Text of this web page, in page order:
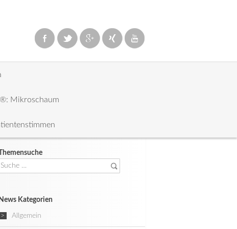
Mikroschaum
Themensuche
Suche
News Kategorien
Allgemein